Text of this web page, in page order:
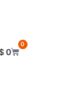
0
0